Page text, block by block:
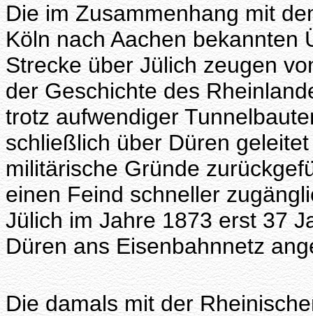
Die im Zusammenhang mit
Köln nach Aachen bekannten
Strecke über Jülich zeugen
der Geschichte des
trotz aufwendiger
schließlich über Düren
militärische Gründe
einen Feind schneller
Jülich im Jahre 1873 erst 37
Düren ans Eisenbahnnetz
Die damals mit der